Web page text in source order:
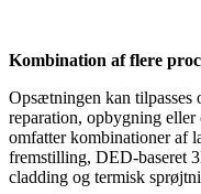
Kombination af flere
Opsætningen kan tilpasses
reparation, opbygning eller
omfatter kombinationer af
fremstilling, DED-baseret
cladding og termisk